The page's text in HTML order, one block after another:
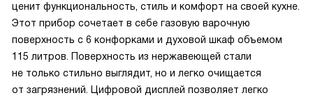
ценит функциональность, стиль и комфорт на своей кухне.
Этот прибор сочетает в себе газовую варочную
поверхность с 6 конфорками и духовой шкаф объемом
115 литров. Поверхность из нержавеющей стали
не только стильно выглядит, но и легко очищается
от загрязнений. Цифровой дисплей позволяет легко